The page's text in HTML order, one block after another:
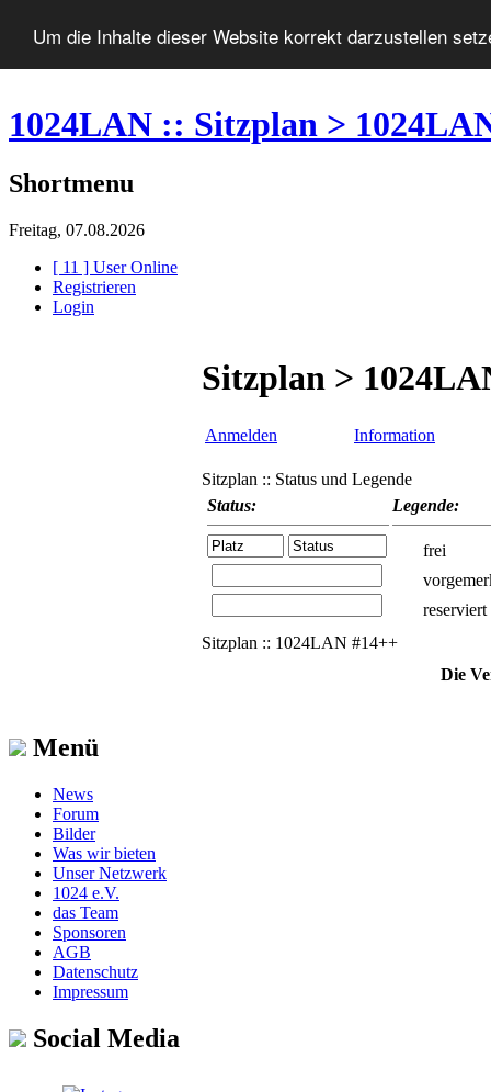
Um die Inhalte dieser Website korrekt darzustellen
1024LAN :: Sitzplan >
Shortmenu
Freitag, 07.08.2026
[ 11 ] User Online
Registrieren
Login
Menü
News
Forum
Bilder
Was wir bieten
Unser Netzwerk
1024 e.V.
das Team
Sponsoren
AGB
Datenschutz
Impressum
Social Media
Sitzplan >
Anmelden Information
Sitzplan :: Status und Legende
Status:
Legende:
frei
reserviert
Sitzplan :: 1024LAN #14++
Die